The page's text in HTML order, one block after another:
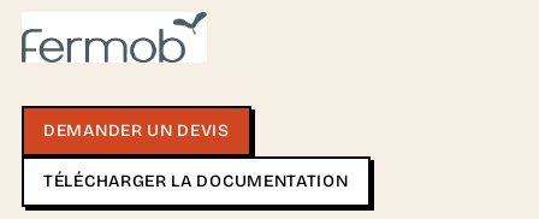
DEMANDER UN DEVIS
TÉLÉCHARGER LA DOCUMENTATION